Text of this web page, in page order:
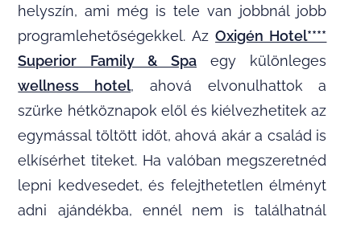
helyszín, ami még is tele van jobbnál jobb
programlehetőségekkel. AzOxigén Hotel****
Superior Family & Spa egy különleges
wellness hotel, ahová elvonulhattok a
szürke hétköznapok elől és kiélvezhetitek az
egymással töltött időt, ahová akár a család is
elkísérhet titeket. Ha valóban megszeretnéd
lepni kedvesedet, és felejthetetlen élményt
adni ajándékba, ennél nem is találhatnál